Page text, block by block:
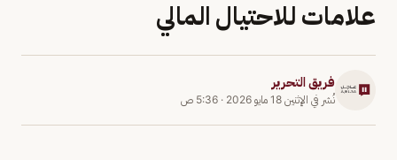
علامات للاحتيال المالي
فريق التحرير
نُشر في الإثنين 18 مايو 2026 · 5:36 ص